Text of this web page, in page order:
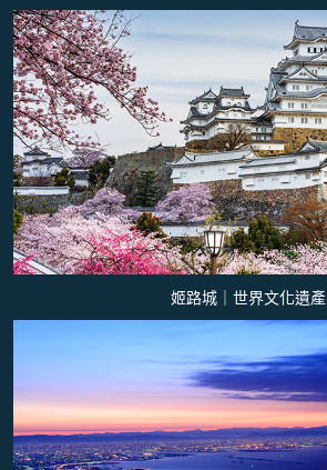
姬路城｜世界文化遺產